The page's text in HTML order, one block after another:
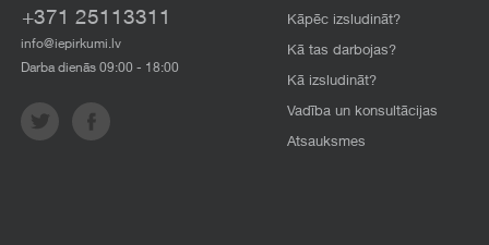
+371 25113311
info@iepirkumi.lv
Darba dienās 09:00 - 18:00
Kāpēc izsludināt?
Kā tas darbojas?
Kā izsludināt?
Vadība un konsultācijas
Atsauksmes